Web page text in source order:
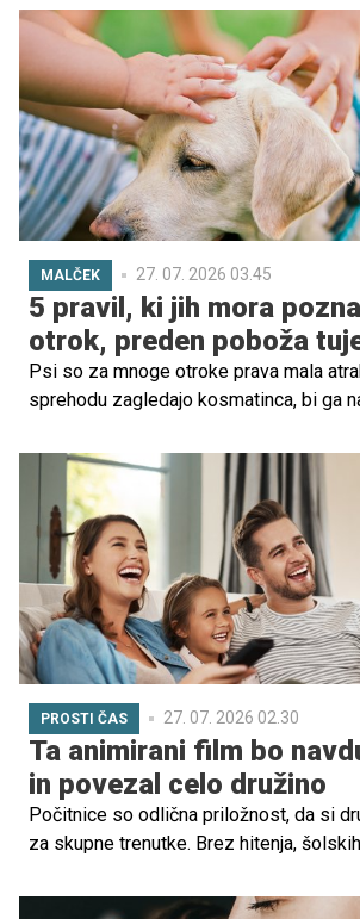
znova ozira k slovenski tradiciji. Med
času pridobivajo priljubljenost, je tudi
bogato zgodovino, lepim pomenom in
zvenom.
MALČEK 27. 07. 2026 03.45
5 pravil, ki jih mora
otrok, preden poboža
Psi so za mnoge otroke prava mala
sprehodu zagledajo kosmatinca, bi ga
opozarjajo: tudi prijazen in ljubek pes ni
na stik z neznancem. Otroci se morajo
psu približati na varen način – zase in za
PROSTI ČAS 27. 07. 2026 02.30
Ta animirani film bo
in povezal celo družino
Počitnice so odlična priložnost, da si
za skupne trenutke. Brez hitenja,
doma je tudi ogled kakovostnega